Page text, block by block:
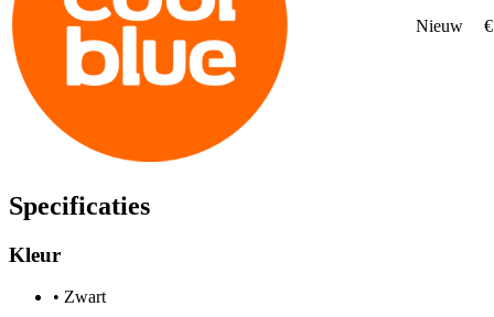
Nieuw
Specificaties
Kleur
• Zwart